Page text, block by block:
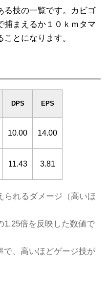
る技の一覧です。カビゴ
捕まえるか１０ｋｍタマ
とになります。
DPS EPS
10.00 14.00
11.43 3.81
れるダメージ（高いほ
倍を反映した数値で
、高いほどゲージ技が